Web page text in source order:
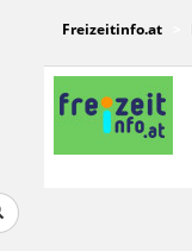
Freizeitinfo.at